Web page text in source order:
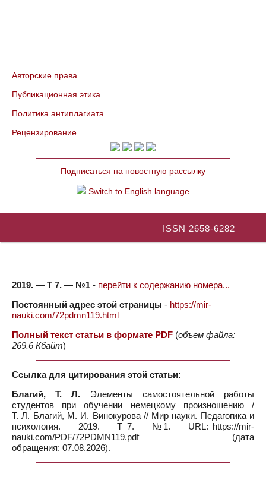
Авторские права
Публикационная этика
Политика антиплагиата
Рецензирование
Подписаться на новостную рассылку
Switch to English language
ISSN 2658-6282
2019. — Т 7. — №1 - перейти к содержанию номера...
Постоянный адрес этой страницы - https://mir-
nauki.com/72pdmn119.html
Полный текст статьи в формате PDF (объем файла:
269.6 Кбайт)
Ссылка для цитирования этой статьи:
Благий, Т. Л. Элементы самостоятельной работы
студентов при обучении немецкому произношению /
Т. Л. Благий, М. И. Винокурова // Мир науки. Педагогика и
психология. — 2019. — Т 7. — №1. — URL: https://mir-
nauki.com/PDF/72PDMN119.pdf (дата
обращения: 07.08.2026).